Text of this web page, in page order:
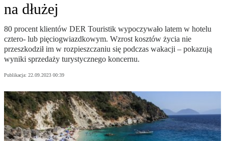
na dłużej
80 procent klientów DER Touristik wypoczywało latem w hotelu
cztero- lub pięciogwiazdkowym. Wzrost kosztów życia nie
przeszkodził im w rozpieszczaniu się podczas wakacji – pokazują
wyniki sprzedaży turystycznego koncernu.
Publikacja: 22.09.2023 00:39